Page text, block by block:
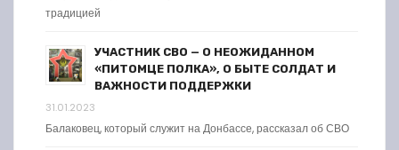
традицией
УЧАСТНИК СВО — О НЕОЖИДАННОМ
«ПИТОМЦЕ ПОЛКА», О БЫТЕ СОЛДАТ И
ВАЖНОСТИ ПОДДЕРЖКИ
31.01.2023
Балаковец, который служит на Донбассе, рассказал об СВО